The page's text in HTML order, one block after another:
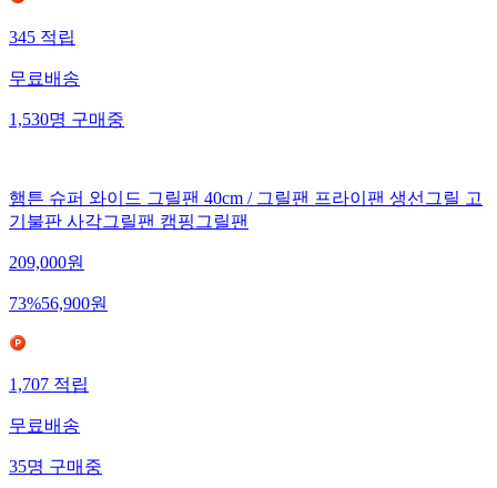
345적립
무료배송
1,530명구매중
햄튼 슈퍼 와이드 그릴팬 40cm / 그릴팬 프라이팬 생선그릴 고
기불판 사각그릴팬 캠핑그릴팬
209,000원
73%56,900원
1,707적립
무료배송
35명구매중